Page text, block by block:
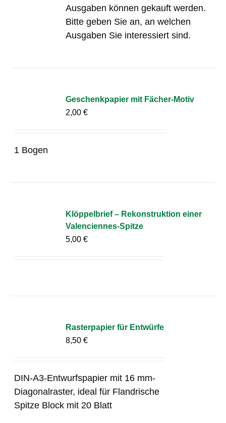
Ausgaben können gekauft werden.
Bitte geben Sie an, an welchen
Ausgaben Sie interessiert sind.
Geschenkpapier mit Fächer-Motiv
2,00€
1 Bogen
Klöppelbrief – Rekonstruktion einer
Valenciennes-Spitze
5,00€
Rasterpapier für Entwürfe
8,50€
DIN-A3-Entwurfspapier mit 16 mm-
Diagonalraster, ideal für Flandrische
Spitze Block mit 20 Blatt